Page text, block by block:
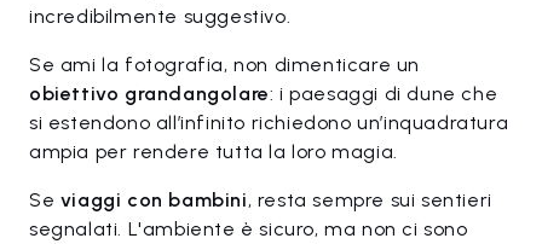
incredibilmente suggestivo.
Se ami la fotografia, non dimenticare un
obiettivo grandangolare: i paesaggi di dune che
si estendono all’infinito richiedono un’inquadratura
ampia per rendere tutta la loro magia.
Se viaggi con bambini, resta sempre sui sentieri
segnalati. L'ambiente è sicuro, ma non ci sono